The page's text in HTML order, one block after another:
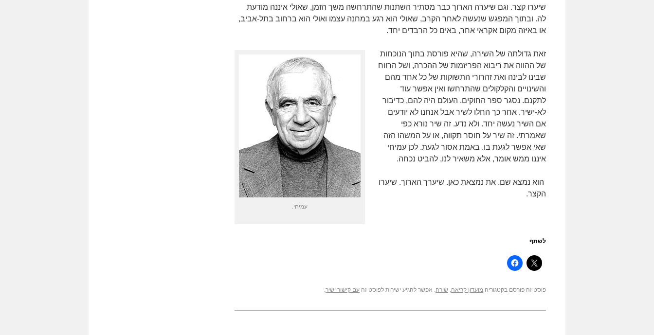
שיערו קצר. וגם שיערה הארוך כבר מסתיר השתנות שהתרחשה משך הזמן, שאולי איננה מודעת
לה. ובתוך המפגש שנעשה לאחר הקרב, שאולי הוא רגע במחנה עצמו ואולי הוא ברחוב בתל-אביב,
או באיזה מקום אקראי אחר, באים כל הרבדים יחד.
עמיחי.
זאת גדולתה של השירה, שהיא פורסת בתוך הנוכחות
של ההווה את ריבוא הפריזמות של ההכרה, ושל הרווח
שבינו לבינה ואת זהרורי התשוקות של כל אחד מהם
והשינויים והקלקולים שהתרחשו ואין אפשר עוד
לתקנם. נסגר ספר החוקים. העולם היה להם, כדיבור
לא-ישיר. אחר כך החלו לשיר אבל אנחנו לא יודעים
אם השיר נעשה יחד. ולא נדע. זה שיר נורא כפי
שאמרתי. זה שיר על חוסר תקווה, או על המשהו הזה
שאי אפשר לגעת בו. באמת אסור לגעת. לכן עמיחי
איננו ממש אומר, אלא משאיר לנו, להביט נכחה.
הוא נמצא שם. את נמצאת כאן. שיערך הארוך. שיערו
הקצר.
לשתף
פוסט זה פורסם בקטגוריה מועדון קריאה, שירה. אפשר להגיע ישירות לפוסט זה עם קישור ישיר.